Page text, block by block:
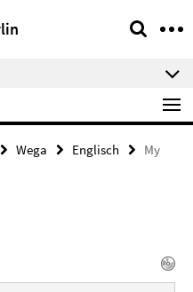
Wega Englisch
My